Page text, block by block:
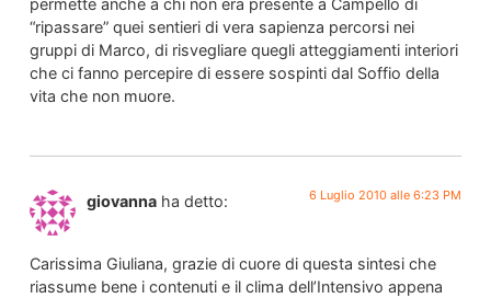
“ripassare” quei sentieri di vera sapienza percorsi nei
gruppi di Marco, di risvegliare quegli atteggiamenti interiori
che ci fanno percepire di essere sospinti dal Soffio della
vita che non muore.
giovanna ha detto: 6 Luglio 2010 alle 6:23 PM
Carissima Giuliana, grazie di cuore di questa sintesi che
riassume bene i contenuti e il clima dell’Intensivo appena